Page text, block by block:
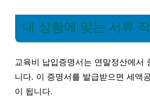
내 상황에 맞는 서류
교육비 납입증명서는 연말정산에서
니다. 이 증명서를 발급받으면 세액
이 됩니다.